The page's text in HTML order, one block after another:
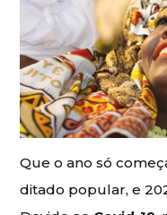
Que o ano só
ditado popular, e